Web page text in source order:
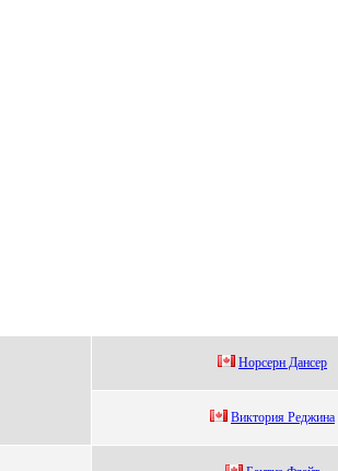
Hoрceрн Дaнceр
Виктoрия Peджинa